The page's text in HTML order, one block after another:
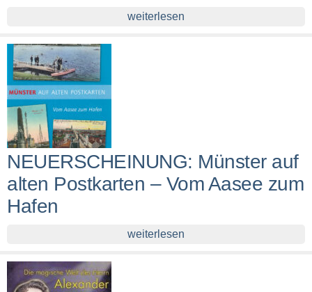
weiterlesen
NEUERSCHEINUNG: Münster auf
alten Postkarten – Vom Aasee zum
Hafen
weiterlesen